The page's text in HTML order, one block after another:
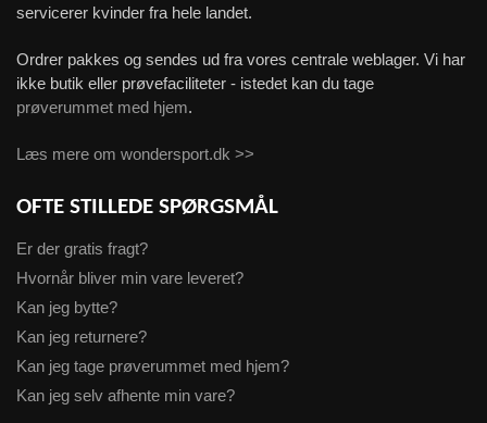
servicerer kvinder fra hele landet.
Ordrer pakkes og sendes ud fra vores centrale weblager. Vi har
ikke butik eller prøvefaciliteter - istedet kan du tage
prøverummet med hjem.
Læs mere om wondersport.dk >>
OFTE STILLEDE SPØRGSMÅL
Er der gratis fragt?
Hvornår bliver min vare leveret?
Kan jeg bytte?
Kan jeg returnere?
Kan jeg tage prøverummet med hjem?
Kan jeg selv afhente min vare?